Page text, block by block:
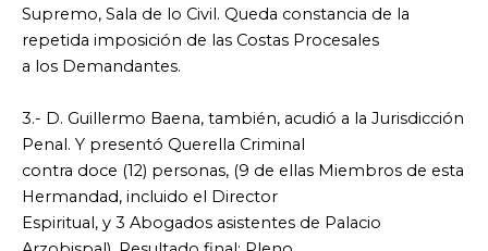
Supremo, Sala de lo Civil. Queda constancia de la
repetida imposición de las Costas Procesales
a los Demandantes.
3.- D. Guillermo Baena, también, acudió a la Jurisdicción
Penal. Y presentó Querella Criminal
contra doce (12) personas, (9 de ellas Miembros de esta
Hermandad, incluido el Director
Espiritual, y 3 Abogados asistentes de Palacio